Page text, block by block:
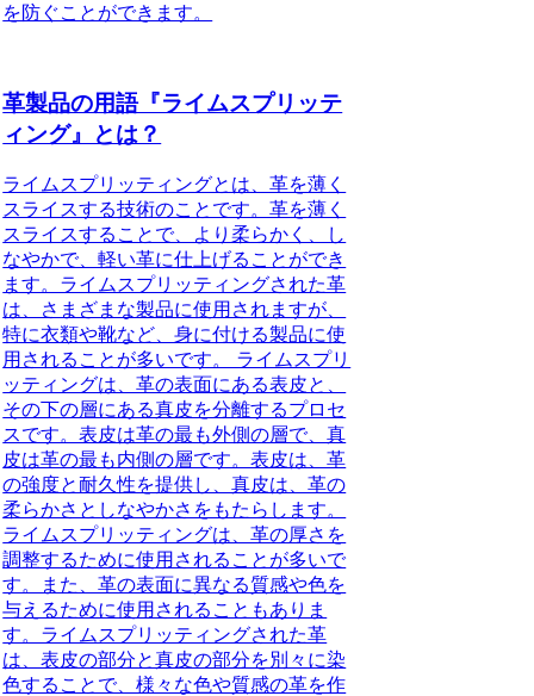
を防ぐことができます。
革製品の用語『ライムスプリッテ
ィング』とは？
ライムスプリッティングとは、革を薄く
スライスする技術のことです。革を薄く
スライスすることで、より柔らかく、し
なやかで、軽い革に仕上げることができ
ます。ライムスプリッティングされた革
は、さまざまな製品に使用されますが、
特に衣類や靴など、身に付ける製品に使
用されることが多いです。 ライムスプリ
ッティングは、革の表面にある表皮と、
その下の層にある真皮を分離するプロセ
スです。表皮は革の最も外側の層で、真
皮は革の最も内側の層です。表皮は、革
の強度と耐久性を提供し、真皮は、革の
柔らかさとしなやかさをもたらします。
ライムスプリッティングは、革の厚さを
調整するために使用されることが多いで
す。また、革の表面に異なる質感や色を
与えるために使用されることもありま
す。ライムスプリッティングされた革
は、表皮の部分と真皮の部分を別々に染
色することで、様々な色や質感の革を作